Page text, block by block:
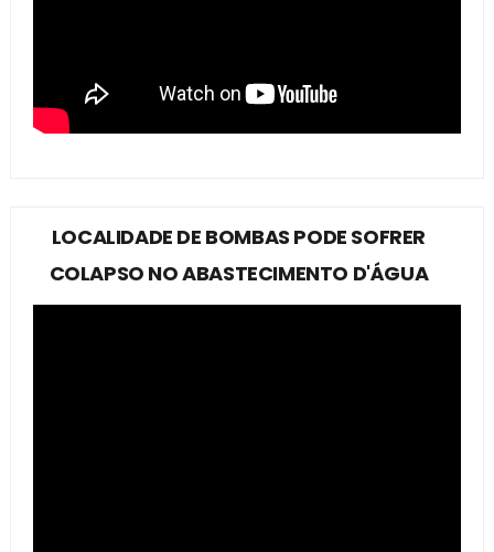
LOCALIDADE DE BOMBAS PODE SOFRER
COLAPSO NO ABASTECIMENTO D'ÁGUA